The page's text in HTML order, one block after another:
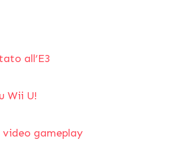
all’E3
Wii U!
video gameplay